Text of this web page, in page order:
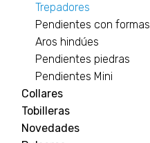
Trepadores
Pendientes con formas
Aros hindúes
Pendientes piedras
Pendientes Mini
Collares
Tobilleras
Novedades